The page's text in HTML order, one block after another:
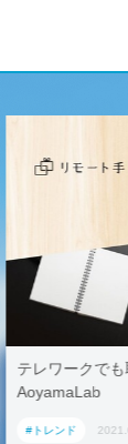
テレワークで
AoyamaLab
#トレンド